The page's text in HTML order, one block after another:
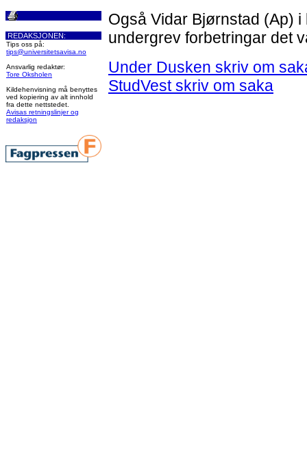
REDAKSJONEN:
Tips oss på:
tips@universitetsavisa.no
Ansvarlig redaktør:
Tore Oksholen
Kildehenvisning må benyttes
ved kopiering av alt innhold
fra dette nettstedet.
Avisas retningslinjer og
redaksjon
Også Vidar Bjørnstad (Ap)
undergrev forbetringar det
Under Dusken skriv om
StudVest skriv om saka